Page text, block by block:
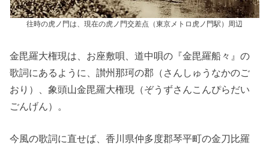
往時の虎ノ門は、現在の虎ノ門交差点（東京メトロ虎ノ門駅）周辺
金毘羅大権現は、お座敷唄、道中唄の『金毘羅船々』の
歌詞にあるように、讃州那珂の郡（さんしゅうなかのご
おり）、象頭山金毘羅大権現（ぞうずさんこんぴらだい
ごんげん）。
今風の歌詞に直せば、香川県仲多度郡琴平町の金刀比羅